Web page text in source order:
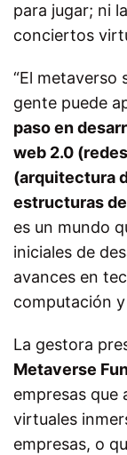
para jugar; ni
conciertos
“El metaverso
gente puede
paso en
web 2.0
(arquitectura
estructuras
es un mundo
iniciales de
avances en
computación
La gestora
Metaverse
empresas que
virtuales
empresas, o